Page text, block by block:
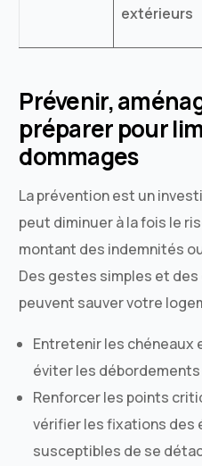
extérieurs
Prévenir,
préparer pour
dommages
La prévention est un
peut diminuer à la fois le
montant des indemnités
Des gestes simples et
peuvent sauver votre
Entretenir les
éviter les
Renforcer les points
vérifier les fixations
susceptibles de se